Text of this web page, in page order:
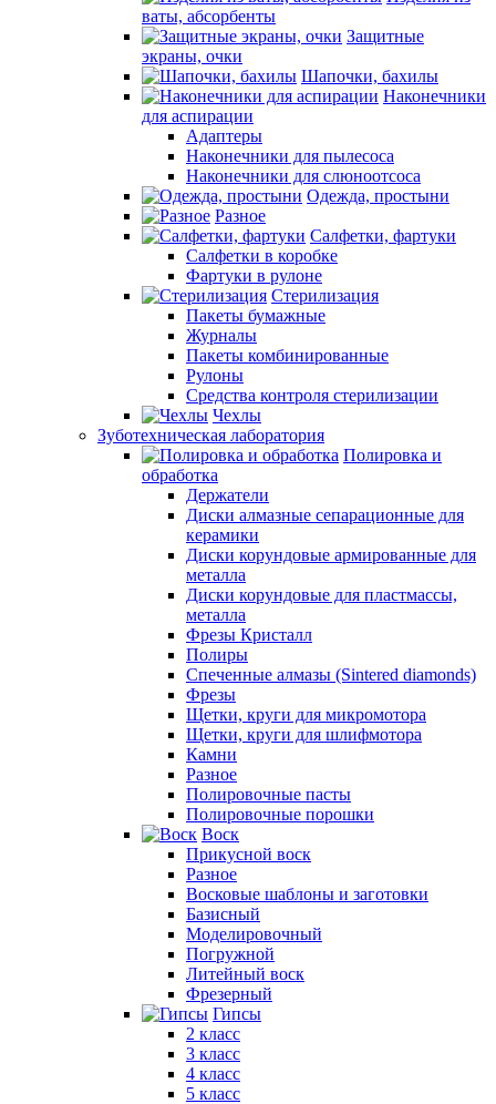
ваты, абсорбенты
Защитные
экраны, очки
Шапочки, бахилы
Наконечники
для аспирации
Адаптеры
Наконечники для пылесоса
Наконечники для слюноотсоса
Одежда, простыни
Разное
Салфетки, фартуки
Салфетки в коробке
Фартуки в рулоне
Стерилизация
Пакеты бумажные
Журналы
Пакеты комбинированные
Рулоны
Средства контроля стерилизации
Чехлы
Зуботехническая лаборатория
Полировка и
обработка
Держатели
Диски алмазные сепарационные для
керамики
Диски корундовые армированные для
металла
Диски корундовые для пластмассы,
металла
Фрезы Кристалл
Полиры
Спеченные алмазы (Sintered diamonds)
Фрезы
Щетки, круги для микромотора
Щетки, круги для шлифмотора
Камни
Разное
Полировочные пасты
Полировочные порошки
Воск
Прикусной воск
Разное
Восковые шаблоны и заготовки
Базисный
Моделировочный
Погружной
Литейный воск
Фрезерный
Гипсы
2 класс
3 класс
4 класс
5 класс